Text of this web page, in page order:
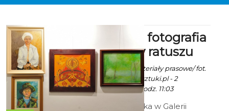
Malarstwo, fotografia
i tkanina w ratuszu
Robert Kuliński/ materiały prasowe/ fot.
www.klub.tworcowsztuki.pl - 2
Października 2015 godz. 11:03
Do 26 października w Galerii